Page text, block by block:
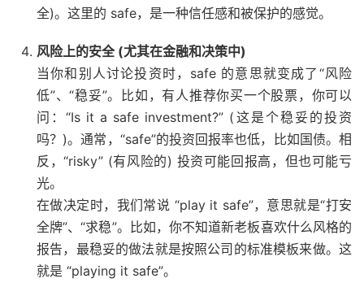
全)。这里的 safe，是一种信任感和被保护的感觉。
风险上的安全 (尤其在金融和决策中)
当你和别人讨论投资时，safe 的意思就变成了“风险
低”、“稳妥”。比如，有人推荐你买一个股票，你可以
问：“Is it a safe investment?” (这是个稳妥的投资
吗？)。通常，“safe”的投资回报率也低，比如国债。相
反，“risky” (有风险的) 投资可能回报高，但也可能亏
光。
在做决定时，我们常说 “play it safe”，意思就是“打安
全牌”、“求稳”。比如，你不知道新老板喜欢什么风格的
报告，最稳妥的做法就是按照公司的标准模板来做。这
就是 “playing it safe”。